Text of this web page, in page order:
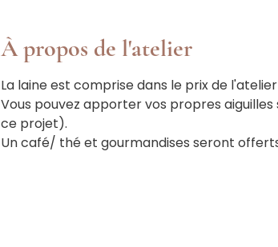
À propos de l'atelier
La laine est comprise dans le prix de
Vous pouvez apporter vos propres
ce projet).
Un café/ thé et gourmandises seront